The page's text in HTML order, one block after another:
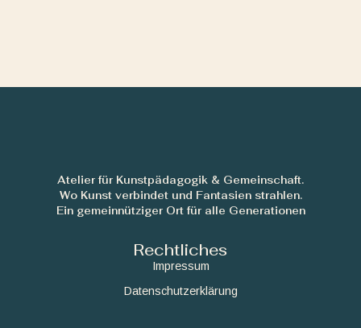
Atelier für Kunstpädagogik & Gemeinschaft.
Wo Kunst verbindet und Fantasien strahlen.
Ein gemeinnütziger Ort für alle Generationen
Rechtliches
Impressum
Datenschutzerklärung